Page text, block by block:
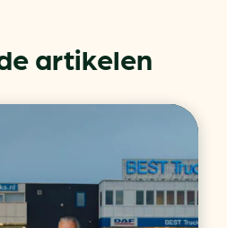
artikelen